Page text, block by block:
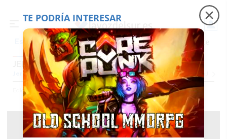
Es noticia Precio luz Padre Coraje Fábrica de botellas
JEREZ
JerezProvincia CádizCádizSevillaMálagaHuelvaGranadaCórdoba
Ediciones Jerez
TE PODRÍA INTERESAR